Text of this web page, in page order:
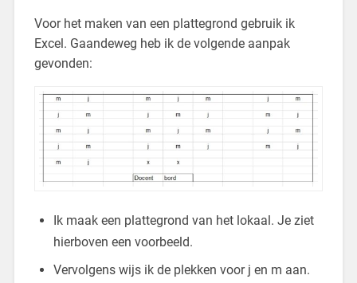
Voor het maken van een plattegrond gebruik ik
Excel. Gaandeweg heb ik de volgende aanpak
gevonden:
Ik maak een plattegrond van het lokaal. Je ziet
hierboven een voorbeeld.
Vervolgens wijs ik de plekken voor j en m aan.